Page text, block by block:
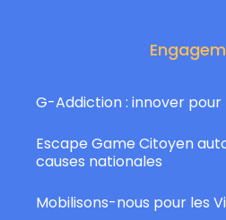
G-Addiction : innover pour
Escape Game Citoyen
causes nationales
Mobilisons-nous pour les